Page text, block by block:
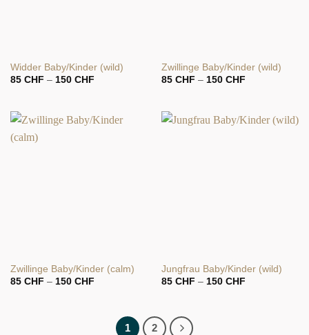
Widder Baby/Kinder (wild)
85 CHF – 150 CHFPreisspanne:
Zwillinge Baby/Kinder (wild)
85 CHF – 150 CHFPreisspanne:
Zwillinge Baby/Kinder (calm)
85 CHF – 150 CHFPreisspanne:
Jungfrau Baby/Kinder (wild)
85 CHF – 150 CHFPreisspanne:
1 2